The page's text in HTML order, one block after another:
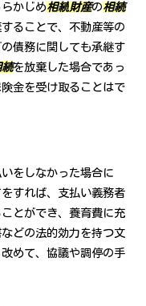
かじめ相続財産の相続
ることで、不動産等の
債務に関しても承継す
続を放棄した場合であっ
金を受け取ることはで
をしなかった場合に
すれば、支払い義務者
とができ、養育費に充
どの法的効力を持つ文
めて、協議や調停の手